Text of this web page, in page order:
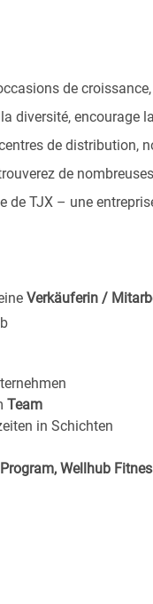
de
diversité, encourage
de distribution,
de
TJX – une
Verkäuferin /
Team
in Schichten
Wellhub